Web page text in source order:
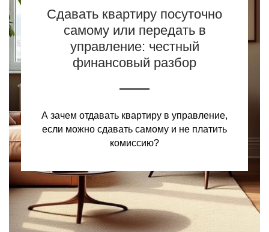
Сдавать квартиру посуточно
самому или передать в
управление: честный
финансовый разбор
А зачем отдавать квартиру в управление,
если можно сдавать самому и не платить
комиссию?